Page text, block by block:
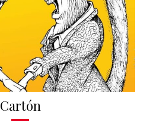
Cartón